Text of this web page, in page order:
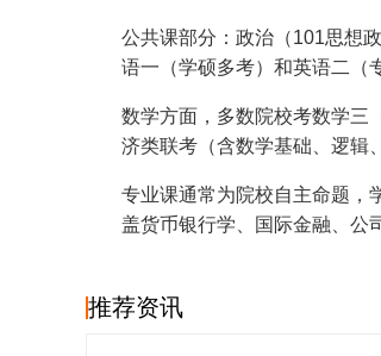
公共课部分：政治（101思想
语一（学硕多考）和英语二（
数学方面，多数院校考数学三
济类联考（含数学基础、逻辑
专业课通常为院校自主命题，
盖货币银行学、国际金融、公
推荐资讯